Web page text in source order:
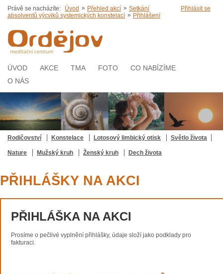
Přihlásit se
Právě se nacházíte: Úvod » Přehled akcí » Setkání
absolventů výcviků systemických konstelací » Přihlášení
ÚVOD AKCE TMA FOTO
CO NABÍZÍME
O NÁS
Rodičovství Konstelace Lotosový limbický otisk Světlo života
Nature Mužský kruh Ženský kruh Dech života
PŘIHLÁŠKY NA AKCI
PŘIHLÁŠKA NA AKCI
Prosíme o pečlivé vyplnění přihlášky, údaje složí jako podklady pro
fakturaci.